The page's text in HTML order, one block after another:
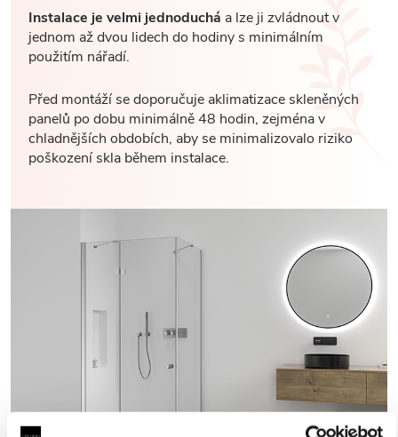
Instalace je velmi jednoduchá a lze ji zvládnout v
jednom až dvou lidech do hodiny s minimálním
použitím nářadí.
Před montáží se doporučuje aklimatizace skleněných
panelů po dobu minimálně 48 hodin, zejména v
chladnějších obdobích, aby se minimalizovalo riziko
poškození skla během instalace.